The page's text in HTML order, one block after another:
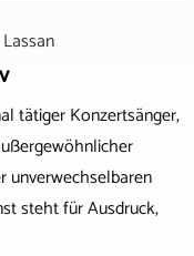
Lassan
tätiger Konzertsänger,
unverwechselbaren
steht für Ausdruck,